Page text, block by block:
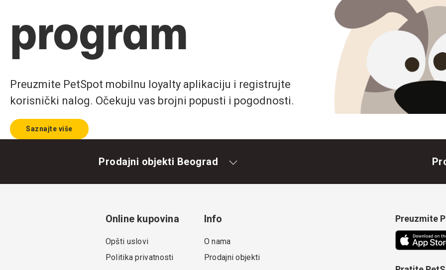
program
Preuzmite PetSpot mobilnu loyalty aplikaciju i registrujte
korisnički nalog. Očekuju vas brojni popusti i pogodnosti.
Saznajte više
Prodajni objekti Beograd
Online kupovina
Opšti uslovi
Politika privatnosti
Info
O nama
Prodajni objekti
Preuzmite